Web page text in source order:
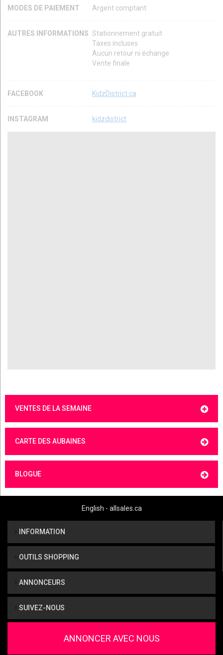
MODES DE PAIEMENT Argent comptant
AUTRES INFORMATIONS Stationnement gratuit
Taxes incluses
Aucun retour ni échange
Vente finale
FACEBOOK KidzDistrict.ca
INSTAGRAM kidzdistrict
VENTES DE LA SEMAINE
CARTE DES AUBAINES
BLOGUE
English - allsales.ca
INFORMATION
OUTILS SHOPPING
ANNONCEURS
SUIVEZ-NOUS
ANNONCER AVEC NOUS